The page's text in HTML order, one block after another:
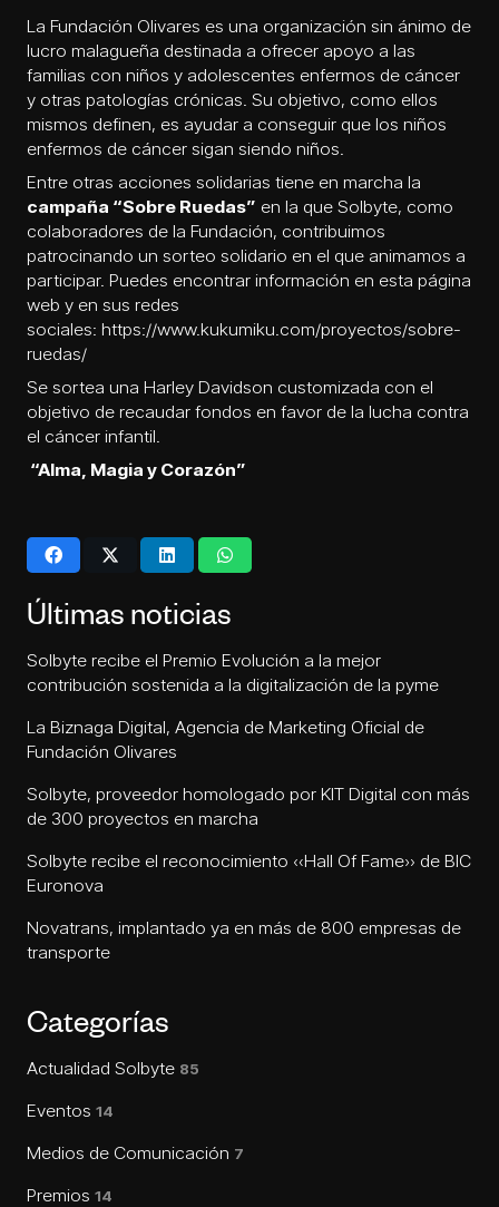
La Fundación Olivares es una organización sin ánimo de
lucro malagueña destinada a ofrecer apoyo a las
familias con niños y adolescentes enfermos de cáncer
y otras patologías crónicas. Su objetivo, como ellos
mismos definen, es ayudar a conseguir que los niños
enfermos de cáncer sigan siendo niños.
Entre otras acciones solidarias tiene en marcha la
campaña “Sobre Ruedas” en la que Solbyte, como
colaboradores de la Fundación, contribuimos
patrocinando un sorteo solidario en el que animamos a
participar. Puedes encontrar información en esta página
web y en sus redes
sociales: https://www.kukumiku.com/proyectos/sobre-
ruedas/
Se sortea una Harley Davidson customizada con el
objetivo de recaudar fondos en favor de la lucha contra
el cáncer infantil.
“Alma, Magia y Corazón”
Últimas noticias
Solbyte recibe el Premio Evolución a la mejor
contribución sostenida a la digitalización de la pyme
La Biznaga Digital, Agencia de Marketing Oficial de
Fundación Olivares
Solbyte, proveedor homologado por KIT Digital con más
de 300 proyectos en marcha
Solbyte recibe el reconocimiento «Hall Of Fame» de BIC
Euronova
Novatrans, implantado ya en más de 800 empresas de
transporte
Categorías
Actualidad Solbyte 85
Eventos 14
Medios de Comunicación 7
Premios 14